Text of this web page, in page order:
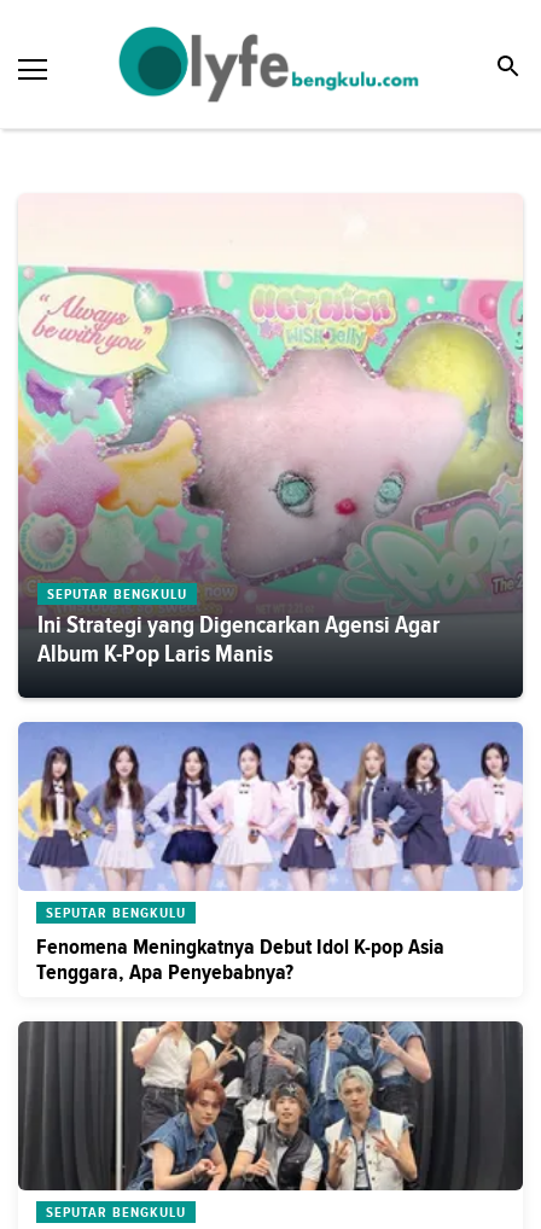
SEPUTAR BENGKULU
Ini Strategi yang Digencarkan Agensi Agar
Album K-Pop Laris Manis
SEPUTAR BENGKULU
Fenomena Meningkatnya Debut Idol K-pop Asia
Tenggara, Apa Penyebabnya?
SEPUTAR BENGKULU